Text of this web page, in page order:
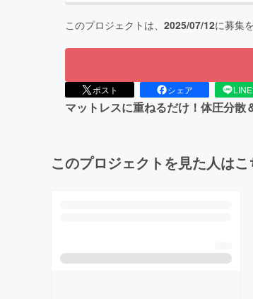
このプロジェクトは、 2025/07/12に募集
ポスト シェア
マットレスに重ねるだけ！体圧分散
このプロジェクトを見た人は